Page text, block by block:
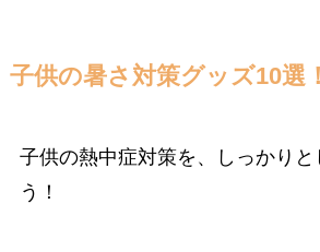
子供の暑さ対策グッズ10選！
子供の熱中症対策を、しっかりと
う！